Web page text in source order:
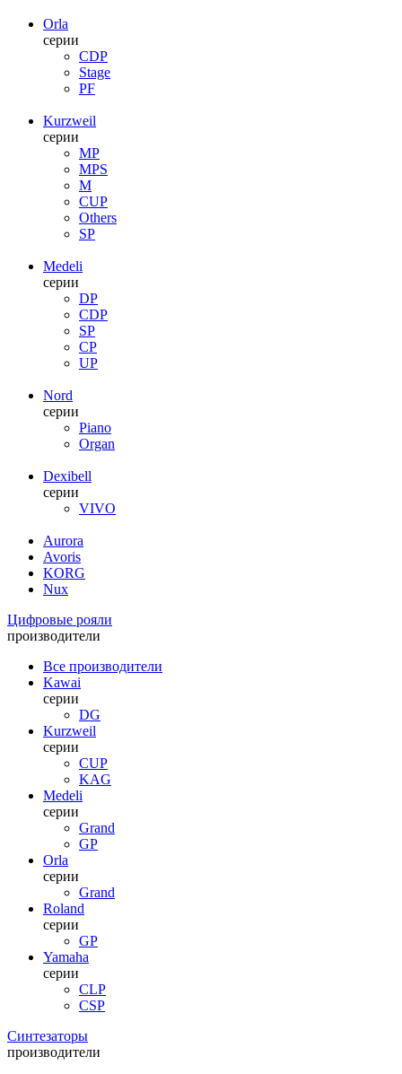
Orla
серии
CDP
Stage
PF
Kurzweil
серии
MP
MPS
M
CUP
Others
SP
Medeli
серии
DP
CDP
SP
CP
UP
Nord
серии
Piano
Organ
Dexibell
серии
VIVO
Aurora
Avoris
KORG
Nux
Цифровые рояли
производители
Все производители
Kawai
серии
DG
Kurzweil
серии
CUP
KAG
Medeli
серии
Grand
GP
Orla
серии
Grand
Roland
серии
GP
Yamaha
серии
CLP
CSP
Синтезаторы
производители